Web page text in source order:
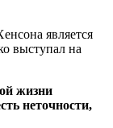
является
выступал на
жизни
неточности,